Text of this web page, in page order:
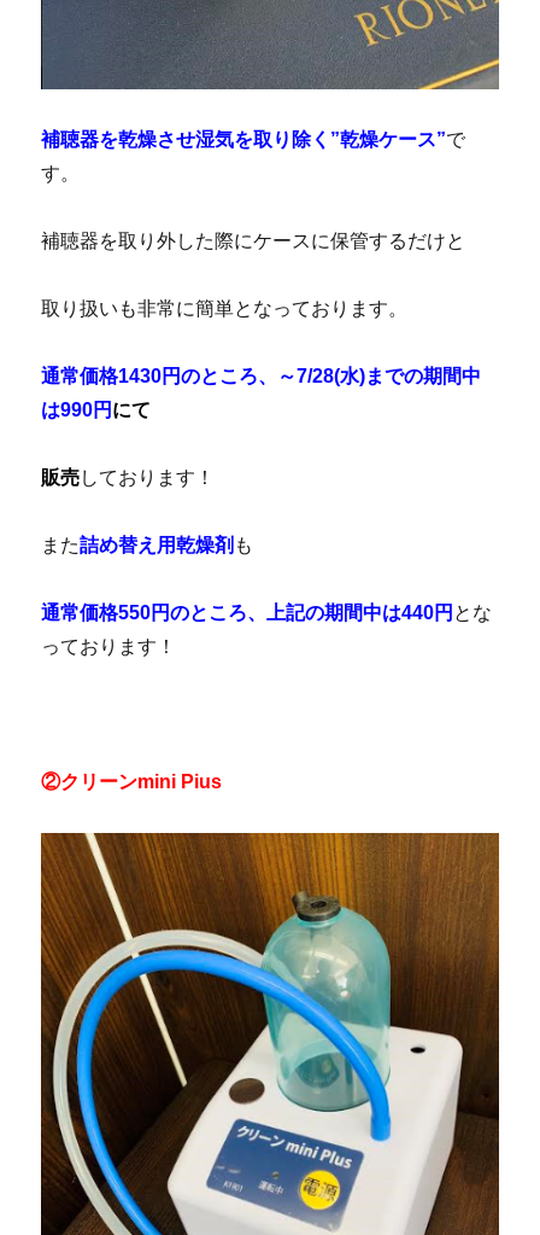
補聴器を乾燥させ湿気を取り除く”乾燥ケース”で
す。
補聴器を取り外した際にケースに保管するだけと
取り扱いも非常に簡単となっております。
通常価格1430円のところ、～7/28(水)までの期間中
は990円 にて
販売しております！
また詰め替え用乾燥剤 も
通常価格550円のところ、上記の期間中は440円 とな
っております！
②クリーンmini Pius